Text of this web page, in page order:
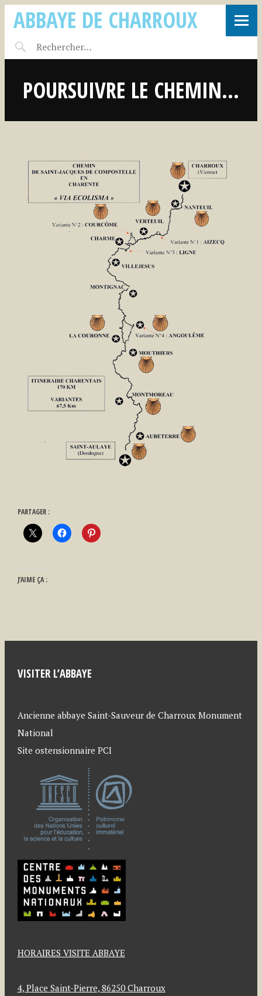
ABBAYE DE CHARROUX
POURSUIVRE LE CHEMIN…
PARTAGER :
J’AIME ÇA :
VISITER L’ABBAYE
Ancienne abbaye Saint-Sauveur de Charroux Monument
National
Site ostensionnaire PCI
HORAIRES VISITE ABBAYE
4, Place Saint-Pierre, 86250 Charroux